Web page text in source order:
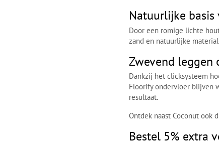
Natuurlijke
Door een romige lichte
zand en natuurlijke
Zwevend leggen
Dankzij het clicksysteem
Floorify ondervloer blijven
resultaat.
Ontdek naast Coconut ook
Bestel 5% extra